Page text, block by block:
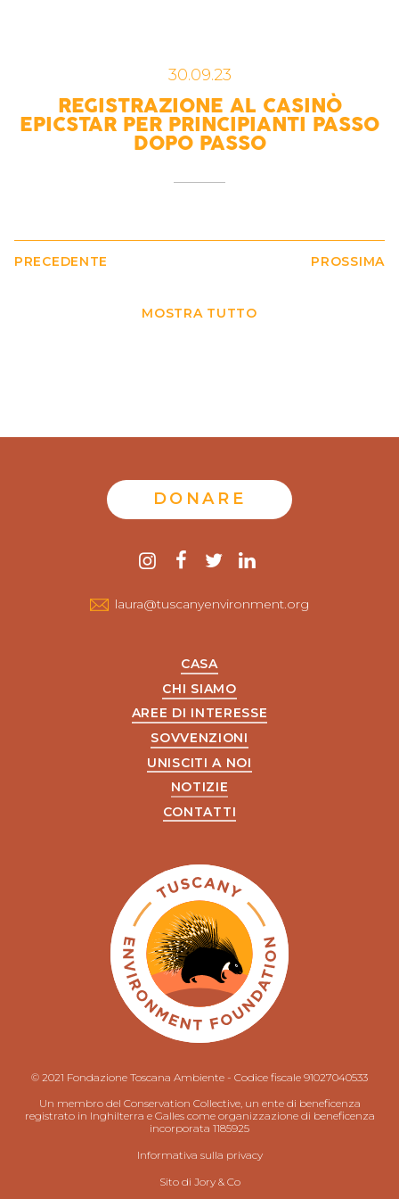
REGISTRAZIONE AL CASINÒ
EPICSTAR PER PRINCIPIANTI PASSO
DOPO PASSO
30.09.23
PRECEDENTE
MOSTRA TUTTO
PROSSIMA
DONARE
instagram
Facebook
twitter
laura@tuscanyenvironment.org
CASA
CHI SIAMO
AREE DI INTERESSE
SOVVENZIONI
UNISCITI A NOI
NOTIZIE
CONTATTI
© 2021 Fondazione Toscana Ambiente - Codice fiscale 91027040533
Un membro del Conservation Collective, un ente di beneficenza
registrato in Inghilterra e Galles come organizzazione di beneficenza
incorporata 1185925
Informativa sulla privacy
Sito di Jory & Co